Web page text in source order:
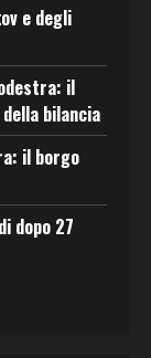
e degli
il
bilancia
il borgo
dopo 27